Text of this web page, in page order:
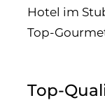
Hotel im
Top-
Top-